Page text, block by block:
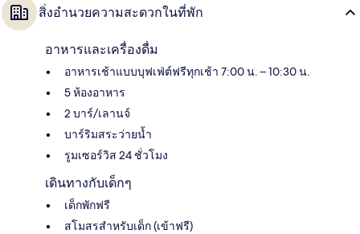
สิ่งอำนวยความสะดวกในที่พัก
อาหารและเครื่องดื่ม
อาหารเช้าแบบบุฟเฟ่ต์ฟรีทุกเช้า 7:00 น. – 10:30 น.
5 ห้องอาหาร
2 บาร์/เลานจ์
บาร์ริมสระว่ายน้ำ
รูมเซอร์วิส 24 ชั่วโมง
เดินทางกับเด็กๆ
เด็กพักฟรี
สโมสรสำหรับเด็ก (เข้าฟรี)